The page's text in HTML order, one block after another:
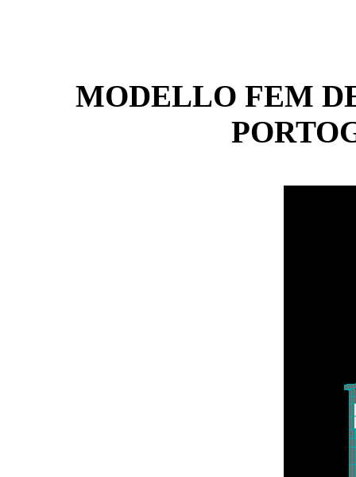
MODELLO FEM